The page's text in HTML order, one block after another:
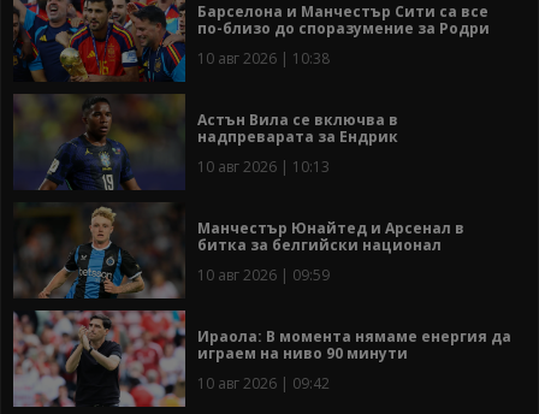
Барселона и Манчестър Сити са все
по-близо до споразумение за Родри
10 авг 2026 | 10:38
Астън Вила се включва в
надпреварата за Ендрик
10 авг 2026 | 10:13
Манчестър Юнайтед и Арсенал в
битка за белгийски национал
10 авг 2026 | 09:59
Ираола: В момента нямаме енергия да
играем на ниво 90 минути
10 авг 2026 | 09:42